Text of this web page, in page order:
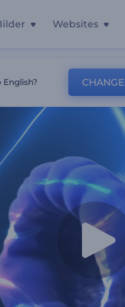
Websites
CHANGE